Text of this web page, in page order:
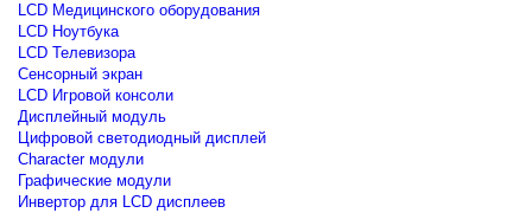
LCD Медицинского оборудования
LCD Ноутбука
LCD Телевизора
Сенсорный экран
LCD Игровой консоли
Дисплейный модуль
Цифровой светодиодный дисплей
Сharacter модули
Графические модули
Инвертор для LCD дисплеев